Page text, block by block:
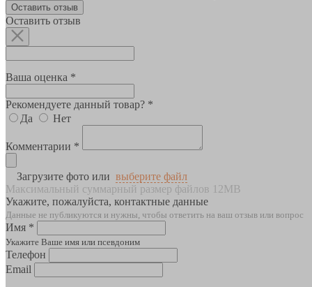
Оставить отзыв
Оставить отзыв
Ваша оценка *
Рекомендуете данный товар? *
Да
Нет
Комментарии *
Загрузите фото или выберите файл
Максимальный суммарный размер файлов 12MB
Укажите, пожалуйста, контактные данные
Данные не публикуются и нужны, чтобы ответить на ваш отзыв или вопрос
Имя *
Укажите Ваше имя или псевдоним
Телефон
Email